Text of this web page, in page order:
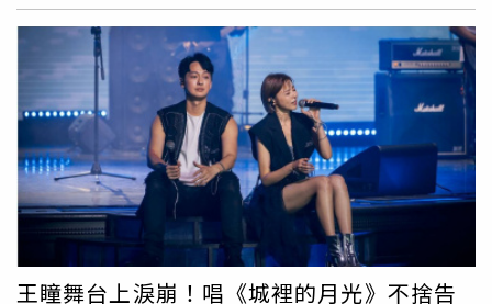
每張3,000元，「買十送一」或「買十送亞洲萬里通8,000哩
程數」，可自由組合入住集團旗下各家飯店。餐飲部分以義
饗食堂52折的海陸雙人午餐券最搶眼，不到2,000元即可品
享龍蝦與牛小排；另有柏麗廳的買十送一套票、泰市場平日
套票優惠、azie冠軍牛排、三燔本家和牛放題、故宮晶華御
皇鴨宴及沐蘭SPA療程券。天成飯店集團：六館聯合住宿券
2.2折起（每張3,200元含早餐）。瑞穗天合雙人一泊二食
10,999元起；新品牌天成逸旅-蝴蝶谷一泊三食7,099元起，
兩館聯賣13,999元。朋趣露營一泊四食7,299元。旗下翠
庭、PRIME ONE等餐券5.1折起。購券可加購黃金湯泡湯粉
（100元）或比比家族泡澡球（120元）。現場加入Cosmos
王瞳舞台上淚崩！唱《城裡的月光》不捨告